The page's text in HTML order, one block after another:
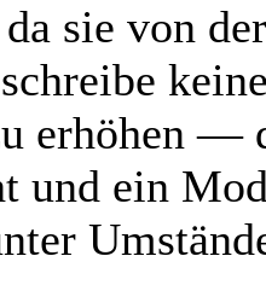
sie von
erhöhen —
und ein